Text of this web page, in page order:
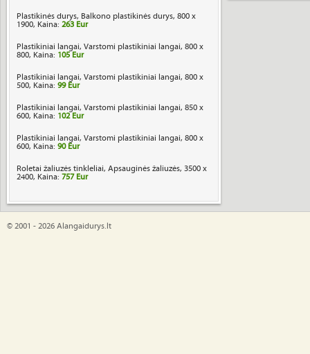
Plastikinės durys, Balkono plastikinės durys, 800 x
1900, Kaina: 263 Eur
Plastikiniai langai, Varstomi plastikiniai langai, 800 x
800, Kaina: 105 Eur
Plastikiniai langai, Varstomi plastikiniai langai, 800 x
500, Kaina: 99 Eur
Plastikiniai langai, Varstomi plastikiniai langai, 850 x
600, Kaina: 102 Eur
Plastikiniai langai, Varstomi plastikiniai langai, 800 x
600, Kaina: 90 Eur
Roletai žaliuzės tinkleliai, Apsauginės žaliuzės, 3500 x
2400, Kaina: 757 Eur
© 2001 - 2026 Alangaidurys.lt